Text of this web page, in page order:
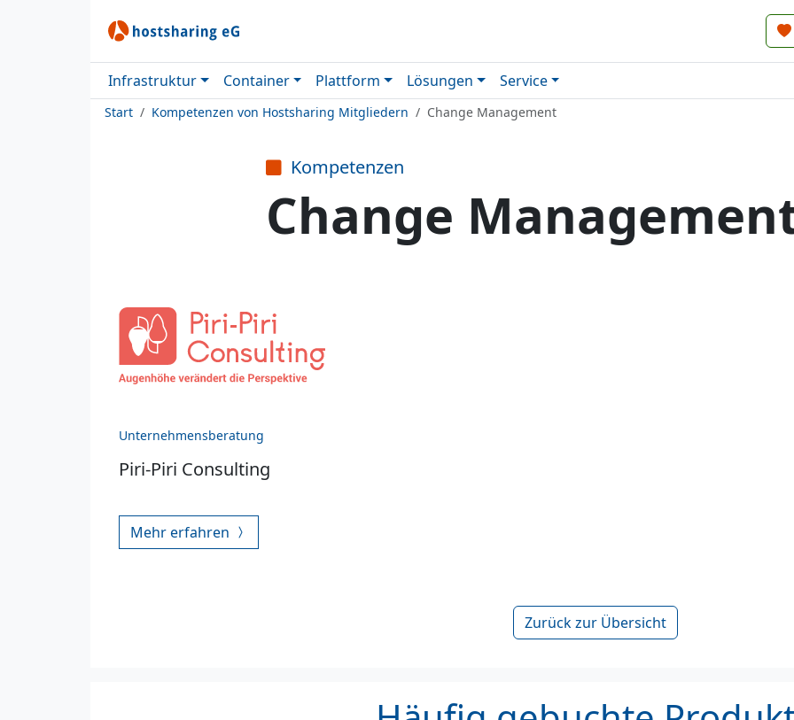
Infrastruktur Container Plattform Lösungen Service
Start Kompetenzen von Hostsharing Mitgliedern Change Management
Kompetenzen
Change
Unternehmensberatung
Piri-Piri Consulting
Mehr erfahren
Zurück zur Übersicht